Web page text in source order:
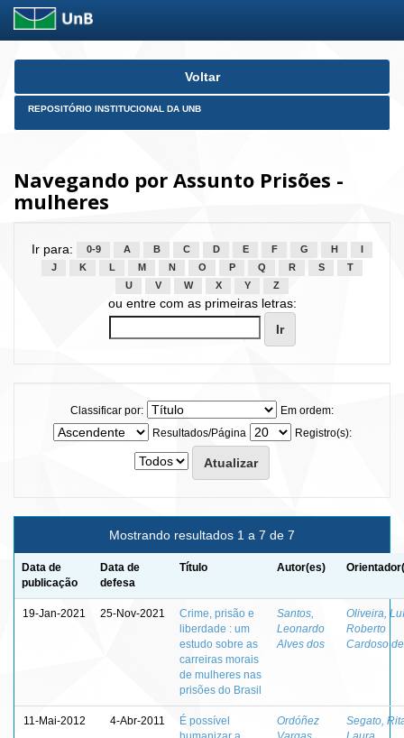
Skip
Voltar
REPOSITÓRIO INSTITUCIONAL DA UNB
Navegando por Assunto Prisões -
mulheres
Ir para: 0-9 A B C D E F G H
J
K L M N O P Q R S
T
U
V W X Y Z
ou entre com as primeiras letras:
Classificar por:
Em ordem:
Resultados/Página
Registro(s):
Mostrando resultados 1 a 7 de 7
Data de
publicação
Data de
defesa
Título Autor(es)
19-Jan-2021 25-Nov-2021
Crime, prisão e
liberdade : um
estudo sobre as
carreiras morais
de mulheres nas
prisões do Brasil
Santos,
Leonardo
Alves dos
Oliveira,
Roberto
Cardoso de
11-Mai-2012 4-Abr-2011
É possível
Ordóñez
Segato,